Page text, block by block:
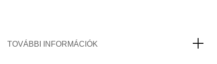
TOVÁBBI INFORMÁCIÓK